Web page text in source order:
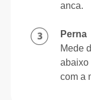
anca.
Perna
Mede
abaixo
com a